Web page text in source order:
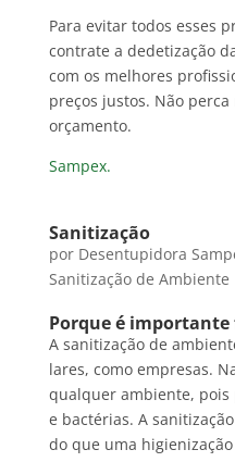
Para evitar todos esses
contrate a dedetização
com os melhores
preços justos. Não
orçamento.
Sampex.
Sanitização
por Desentupidora
Sanitização de Ambiente
Porque é importante
A sanitização de
lares, como empresas.
qualquer ambiente, pois
e bactérias. A
do que uma